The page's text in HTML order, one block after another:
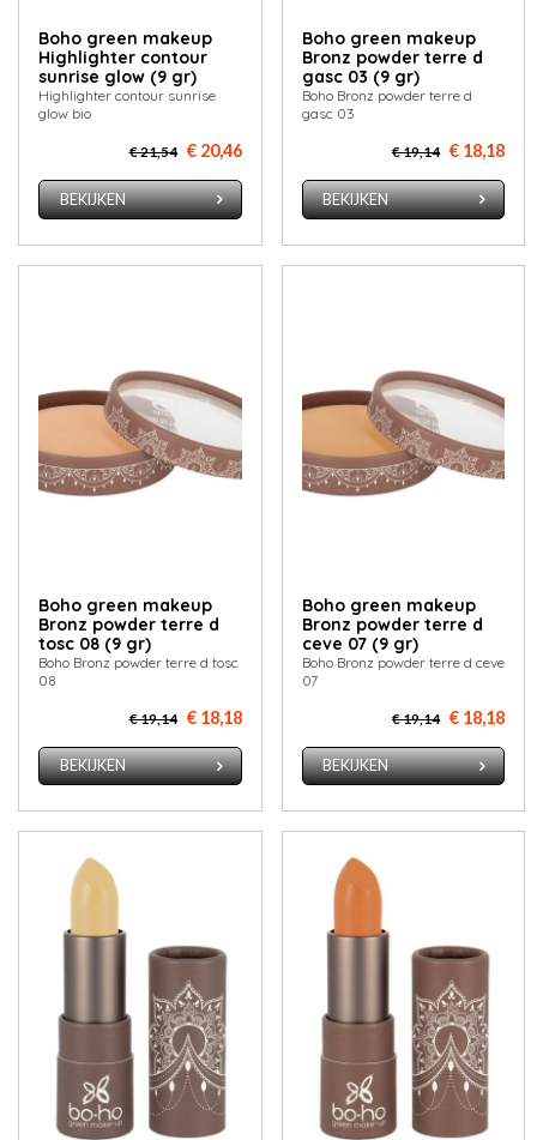
Boho green makeup
Highlighter contour
sunrise glow (9 gr)
Highlighter contour sunrise
glow bio
€ 21,54 € 20,46
BEKIJKEN
Boho green makeup
Bronz powder terre d
gasc 03 (9 gr)
Boho Bronz powder terre d
gasc 03
€ 19,14 € 18,18
BEKIJKEN
Boho green makeup
Bronz powder terre d
tosc 08 (9 gr)
Boho Bronz powder terre d tosc
08
€ 19,14 € 18,18
BEKIJKEN
Boho green makeup
Bronz powder terre d
ceve 07 (9 gr)
Boho Bronz powder terre d ceve
07
€ 19,14 € 18,18
BEKIJKEN